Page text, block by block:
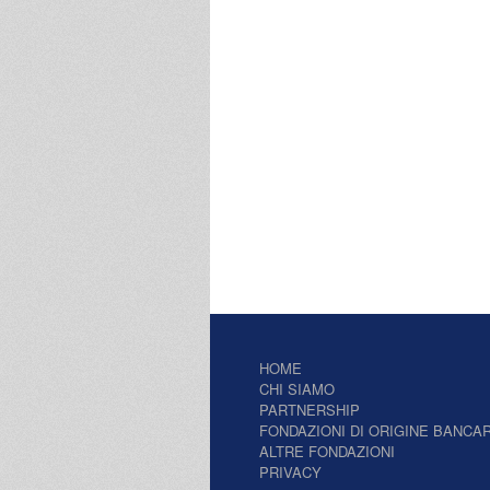
HOME
CHI SIAMO
PARTNERSHIP
FONDAZIONI DI ORIGINE
ALTRE FONDAZIONI
PRIVACY